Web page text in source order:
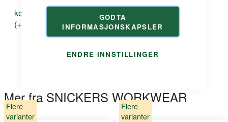
GODTA
INFORMASJONSKAPSLER
ENDRE INNSTILLINGER
kontakt@duri.no
(+47) 24 13 13 50
Mer fra SNICKERS WORKWEAR
Flere
varianter
Flere
varianter